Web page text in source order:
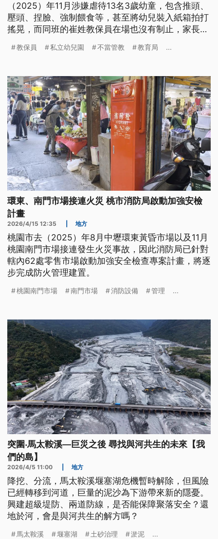
（2025）年11月涉嫌虐待13名3歲幼童，包含推頭、
壓頭、捏臉、強制餵食等，甚至將幼兒裝入紙箱拍打
搖晃，而同班的崔姓教保員在場也沒有制止，家長發
處分。
教保員 私立幼兒園 不當管教 教育局 ...
環東、南門市場接連火災 桃市消防局啟動加強安檢
計畫
2026/4/15 12:35 地方
桃園市去（2025）年8月中壢環東黃昏市場以及11月
桃園南門市場接連發生火災事故，因此消防局已針對
轄內62處零售市場啟動加強安全檢查專案計畫，將逐
步完成防火管理建置。
桃園南門市場 南門市場 消防設備 管理 ...
突圍‧馬太鞍溪—巨災之後 尋找與河共生的未來【我
們的島】
2026/4/5 11:00 地方
降挖、分流，馬太鞍溪堰塞湖危機暫時解除，但風險
已經轉移到河道，巨量的泥沙為下游帶來新的隱憂。
興建超級堤防、兩道防線，是否能保障聚落安全？還
地於河，會是與河共生的解方嗎？
馬太鞍溪 堰塞湖 土砂治理 淤泥 ...